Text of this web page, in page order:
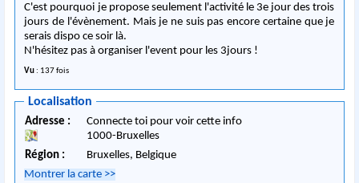
C'est pourquoi je propose seulement l'activité le 3e jour des trois
jours de l'évènement. Mais je ne suis pas encore certaine que je
serais dispo ce soir là.
N'hésitez pas à organiser l'event pour les 3jours !
Vu : 137 fois
Localisation
Adresse :
Connecte toi pour voir cette info
1000-Bruxelles
Région :
Bruxelles, Belgique
Montrer la carte >>